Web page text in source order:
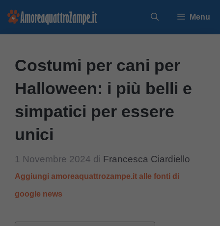
Vai
Menu
Costumi per cani per
Halloween: i più belli e
simpatici per essere
unici
1 Novembre 2024 di Francesca Ciardiello
Aggiungi amoreaquattrozampe.it alle fonti di
google news